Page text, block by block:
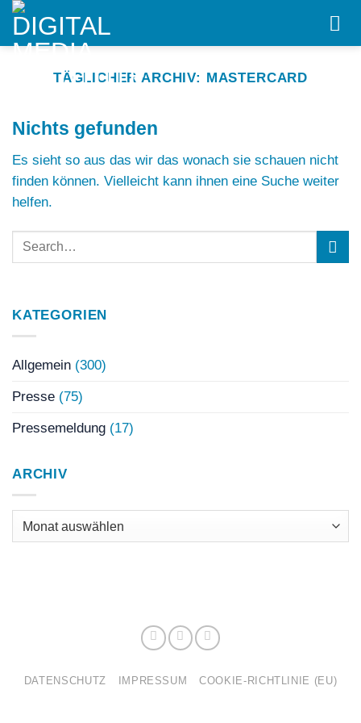
Skip
content
TÄGLICHER ARCHIV: MASTERCARD
Nichts gefunden
Es sieht so aus das wir das wonach sie schauen nicht
finden können. Vielleicht kann ihnen eine Suche weiter
helfen.
KATEGORIEN
Allgemein (300)
Presse (75)
Pressemeldung (17)
ARCHIV
Archiv
DATENSCHUTZ IMPRESSUM COOKIE-RICHTLINIE (EU)